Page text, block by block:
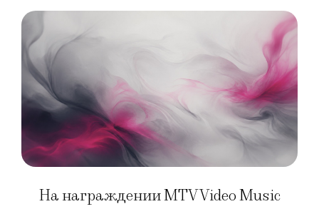
На награждении MTV Video Music